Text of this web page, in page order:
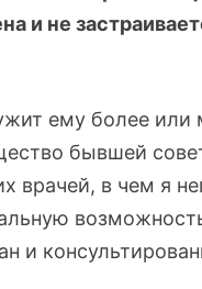
и не
ему более или
бывшей
врачей, в чем я
и